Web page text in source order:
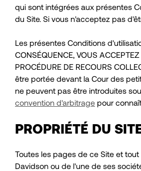
qui sont intégrées aux présentes
du Site. Si vous n'acceptez pas
Les présentes Conditions
CONSÉQUENCE, VOUS
PROCÉDURE DE RECOURS
être portée devant la Cour des
ne peuvent pas être introduites
convention d'arbitrage pour
PROPRIÉTÉ DU
Toutes les pages de ce Site et
Davidson ou de l'une de ses